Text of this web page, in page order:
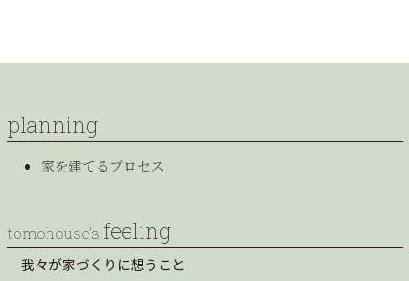
planning
家を建てるプロセス
tomohouse’s feeling
我々が家づくりに想うこと